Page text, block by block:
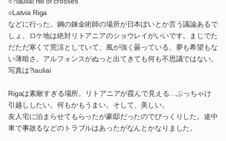
○Latvia Riga
などに行った。鋼の錬金術師の場所が日本ぽいとか言う議論あるで
しょ。ロケ地は絶対リトアニアのショウレイがいいです。まじでた
だただ寒くて荒涼としていて、風が強く曇っている。夢も希望もな
い薄暗さ。アルフォンスがぬっと出てきても何も不思議ではない。
写真は?iauliai
Rigaは素敵すぎる場所。リトアニアが霞んで見える…ぶっちゃけ
引越ししたい。何もかもうまい。そして、美しい。
友人宅に泊まらせてもらったが豪邸だったのでびっくりした。途中
車で事故るなどのトラブルはあったがなんとかなりました。